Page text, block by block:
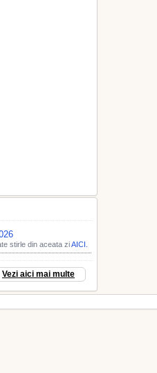
stirle din aceata ziAICI.
Vezi aici mai multe